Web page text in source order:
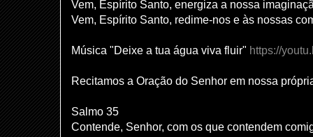
Vem, Espírito Santo, energiza a nossa
Vem, Espírito Santo, redime-nos e às nossas
Música "Deixe a tua água viva fluir" https://
Recitamos a Oração do Senhor em nossa
Salmo 35
Contende, Senhor, com os que contendem